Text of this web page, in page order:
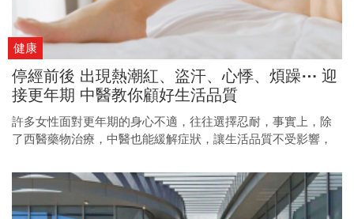
健康
停經前後 出現熱潮紅、盜汗、心悸、煩躁⋯ 迎
接更年期 中醫教你顧好生活品質
許多女性面對更年期的身心不適，往往選擇忍耐，事實上，除
了西醫藥物治療，中醫也能緩解症狀，讓生活品質不受影響，